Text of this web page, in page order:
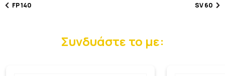
FP 140
SV 60
Συνδυάστε το με: